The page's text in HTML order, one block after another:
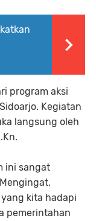
program aksi
Kegiatan
langsung oleh
ini sangat
kita hadapi
pemerintahan